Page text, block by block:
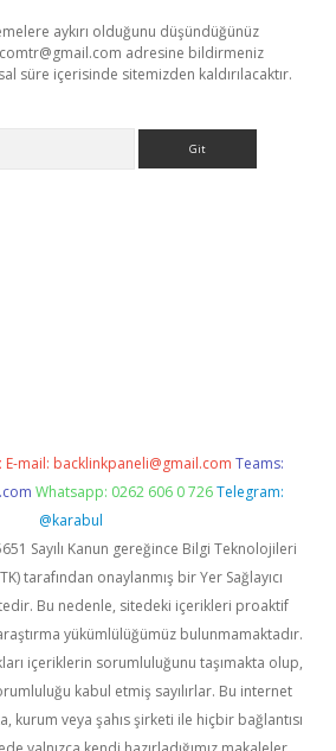
aykırı olduğunu düşündüğünüz
adresine bildirmeniz
süre içerisinde sitemizden kaldırılacaktır.
E-mail: backlinkpaneli@gmail.com Teams:
Whatsapp: 0262 606 0 726 Telegram:
@karabul
Sayılı Kanun gereğince Bilgi Teknolojileri
tarafından onaylanmış bir Yer Sağlayıcı
Bu nedenle, sitedeki içerikleri proaktif
yükümlülüğümüz bulunmamaktadır.
içeriklerin sorumluluğunu taşımakta olup,
kabul etmiş sayılırlar. Bu internet
kurum veya şahıs şirketi ile hiçbir bağlantısı